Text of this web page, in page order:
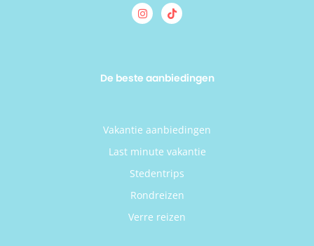
De beste aanbiedingen
Vakantie aanbiedingen
Last minute vakantie
Stedentrips
Rondreizen
Verre reizen